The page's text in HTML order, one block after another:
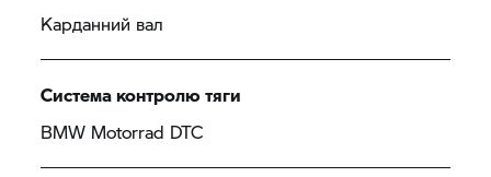
Карданний вал
Система контролю тяги
BMW Motorrad DTC